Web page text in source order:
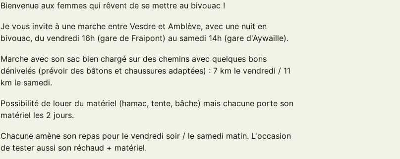
Bienvenue aux femmes qui rêvent de se mettre au bivouac !
Je vous invite à une marche entre Vesdre et Amblève, avec une nuit en
bivouac, du vendredi 16h (gare de Fraipont) au samedi 14h (gare d'Aywaille).
Marche avec son sac bien chargé sur des chemins avec quelques bons
dénivelés (prévoir des bâtons et chaussures adaptées) : 7 km le vendredi / 11
km le samedi.
Possibilité de louer du matériel (hamac, tente, bâche) mais chacune porte son
matériel les 2 jours.
Chacune amène son repas pour le vendredi soir / le samedi matin. L'occasion
de tester aussi son réchaud + matériel.